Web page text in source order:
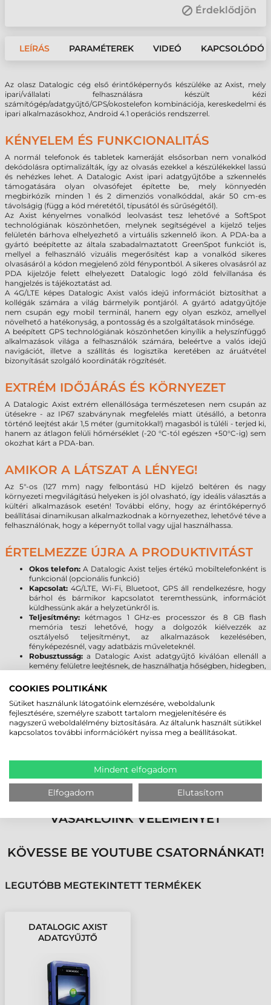
Érdeklődjön
LEÍRÁS PARAMÉTEREK VIDEÓ KAPCSOLÓDÓ
Az olasz Datalogic cég első érintőképernyős készüléke az Axist, mely
ipari/vállalati felhasználásra készült kézi
számítógép/adatgyűjtő/GPS/okostelefon kombinációja, kereskedelmi és
ipari alkalmazásokhoz, Android 4.1 operációs rendszerrel.
KÉNYELEM ÉS FUNKCIONALITÁS
A normál telefonok és tabletek kameráját elsősorban nem vonalkód
dekódolásra optimalizálták, így az olvasás ezekkel a készülékekkel lassú
és nehézkes lehet. A Datalogic Axist ipari adatgyűjtőbe a szkennelés
támogatására olyan olvasófejet építette be, mely könnyedén
megbirkózik minden 1 és 2 dimenziós vonalkóddal, akár 50 cm-es
távolságig (függ a kód méretétől, típusától és sűrűségétől).
Az Axist kényelmes vonalkód leolvasást tesz lehetővé a SoftSpot
technológiának köszönhetően, melynek segítségével a kijelző teljes
felületén bárhova elhelyezhető a virtuális szkennelő ikon. A PDA-ba a
gyártó beépítette az általa szabadalmaztatott GreenSpot funkciót is,
mellyel a felhasználó vizuális megerősítést kap a vonalkód sikeres
olvasásáról a kódon megjelenő zöld fénypontból. A sikeres olvasásról az
PDA kijelzője felett elhelyezett Datalogic logó zöld felvillanása és
hangjelzés is tájékoztatást ad.
A 4G/LTE képes Datalogic Axist valós idejű információt biztosíthat a
kollégák számára a világ bármelyik pontjáról. A gyártó adatgyűjtője
nem csupán egy mobil terminál, hanem egy olyan eszköz, amellyel
növelhető a hatékonyság, a pontosság és a szolgáltatások minősége.
A beépített GPS technológiának köszönhetően kinyílik a helyszínfüggő
alkalmazások világa a felhasználók számára, beleértve a valós idejű
navigációt, illetve a szállítás és logisztika keretében az áruátvétel
bizonyítását szolgáló koordináták rögzítését.
EXTRÉM IDŐJÁRÁS ÉS KÖRNYEZET
A Datalogic Axist extrém ellenállósága természetesen nem csupán az
ütésekre - az IP67 szabványnak megfelelés miatt ütésálló, a betonra
történő leejtést akár 1,5 méter (gumitokkal!) magasból is túléli - terjed ki,
hanem az átlagon felüli hőmérséklet (-20 °C-tól egészen +50°C-ig) sem
okozhat kárt a PDA-ban.
AMIKOR A LÁTSZAT A LÉNYEG!
Az 5"-os (127 mm) nagy felbontású HD kijelző beltéren és nagy
környezeti megvilágítású helyeken is jól olvasható, így ideális választás a
kültéri alkalmazások esetén! További előny, hogy az érintőképernyő
beállításai dinamikusan alkalmazkodnak a környezethez, lehetővé téve a
felhasználónak, hogy a képernyőt tollal vagy ujjal használhassa.
ÉRTELMEZZE ÚJRA A PRODUKTIVITÁST
Okos telefon: A Datalogic Axist teljes értékű mobiltelefonként is
funkcionál (opcionális funkció)
Kapcsolat: 4G/LTE, Wi-Fi, Bluetoot, GPS áll rendelkezésre, hogy
bárhol és bármikor kapcsolatot teremthessünk, információt
küldhessünk akár a helyzetünkről is.
Teljesítmény: kétmagos 1 GHz-es processzor és 8 GB flash
memória teszi lehetővé, hogy a dolgozók kiélvezzék az
osztályelső teljesítményt, az alkalmazások kezelésében,
fényképezésnél, vagy adatbázis műveleteknél.
Robusztusság:a Datalogic Axist adatgyűjtő kiválóan ellenáll a
kemény felületre leejtésnek, de használhatja hőségben, hidegben,
Kamera:nagy felbontású, automatikus fókusszal és vakuval
rendelkező 8 megapixeles kamera segítségével a felhasználó
gyakorlatilag bármilyen fényviszonyok között dokumentálhatja a
szállítmányok, az eszközállomány, stb. állapotát.
Helymeghatározás, GPS:a technológiának köszönhetően
kinyílik a helyszínfüggő alkalmazások világa a felhasználók
koordináták rögzítését.
MEGBÍZHAT BENNÜNK! ISMERJE MEG
VÁSÁRLÓINK VÉLEMÉNYÉT
KÖVESSE BE YOUTUBE CSATORNÁNKAT!
LEGUTÓBB MEGTEKINTETT TERMÉKEK
DATALOGIC AXIST
ADATGYŰJTŐ
COOKIES POLITIKÁNK
Sütiket használunk látogatóink elemzésére, weboldalunk
fejlesztésére, személyre szabott tartalom megjelenítésére és
nagyszerű weboldalélmény biztosítására. Az általunk használt sütikkel
kapcsolatos további információkért nyissa meg a beállításokat.
Mindent elfogadom
Elfogadom Elutasítom